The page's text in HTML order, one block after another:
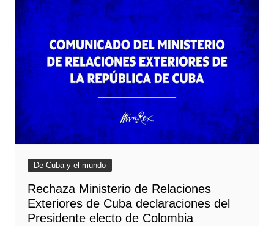
De Cuba y el mundo
Rechaza Ministerio de Relaciones
Exteriores de Cuba declaraciones del
Presidente electo de Colombia